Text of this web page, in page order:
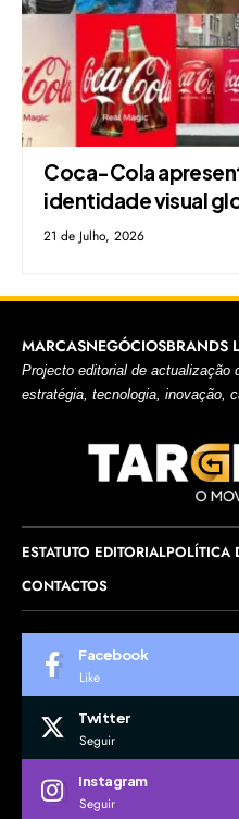
Coca-Cola
identidade visual
21 de Julho, 2026
MARCASNEGÓCIOSBRANDS
Projecto editorial de actualização
estratégia, tecnologia, inovação,
ESTATUTO EDITORIALPOLÍTICA
CONTACTOS
Facebook
Like
Twitter
Seguir
Instagram
Seguir